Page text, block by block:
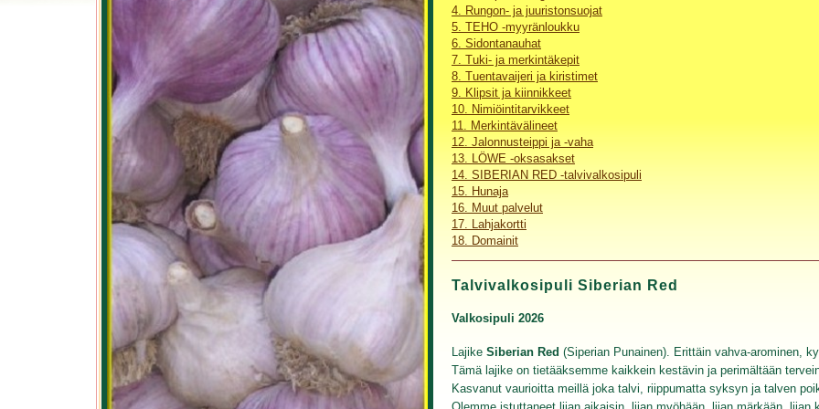
4. Rungon- ja juuristonsuojat
5. TEHO -myyränloukku
6. Sidontanauhat
7. Tuki- ja merkintäkepit
8. Tuentavaijeri ja kiristimet
9. Klipsit ja kiinnikkeet
10. Nimiöintitarvikkeet
11. Merkintävälineet
12. Jalonnusteippi ja -vaha
13. LÖWE -oksasakset
14. SIBERIAN RED -talvivalkosipuli
15. Hunaja
16. Muut palvelut
17. Lahjakortti
18. Domainit
Talvivalkosipuli Siberian Red
Valkosipuli 2026
Lajike Siberian Red (Siperian Punainen). Erittäin vahva-arominen,
Tämä lajike on tietääksemme kaikkein kestävin ja perimältään
Kasvanut vaurioitta meillä joka talvi, riippumatta syksyn ja talven